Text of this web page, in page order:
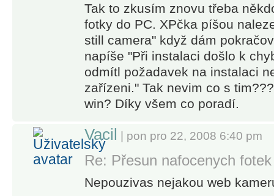
Tak to zkusím znovu třeba
fotky do PC. XPčka píšou
still camera" když dám
napíše "Při instalaci došlo k
odmítl požadavek na instalaci
zařízeni." Tak nevim co s
win? Díky všem co poradí.
Vacil | pon pro 22, 2008 6:40 pm
Re: Přesun nafocenych
Nepouzivas nejakou web